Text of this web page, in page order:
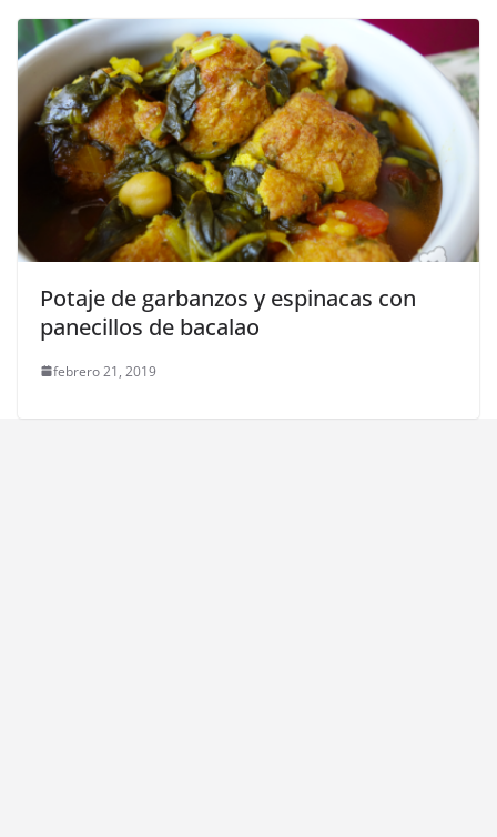
Potaje de garbanzos y espinacas con
panecillos de bacalao
febrero 21, 2019